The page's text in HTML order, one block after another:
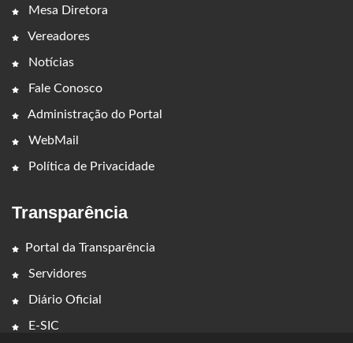
Mesa Diretora
Vereadores
Notícias
Fale Conosco
Administração do Portal
WebMail
Política de Privacidade
Transparência
Portal da Transparência
Servidores
Diário Oficial
E-SIC